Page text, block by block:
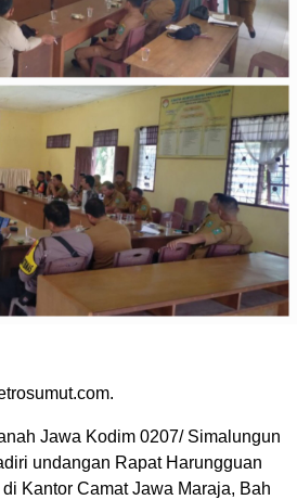
Jawa Kodim 0207/ Simalungun
undangan Rapat Harungguan
Kantor Camat Jawa Maraja, Bah